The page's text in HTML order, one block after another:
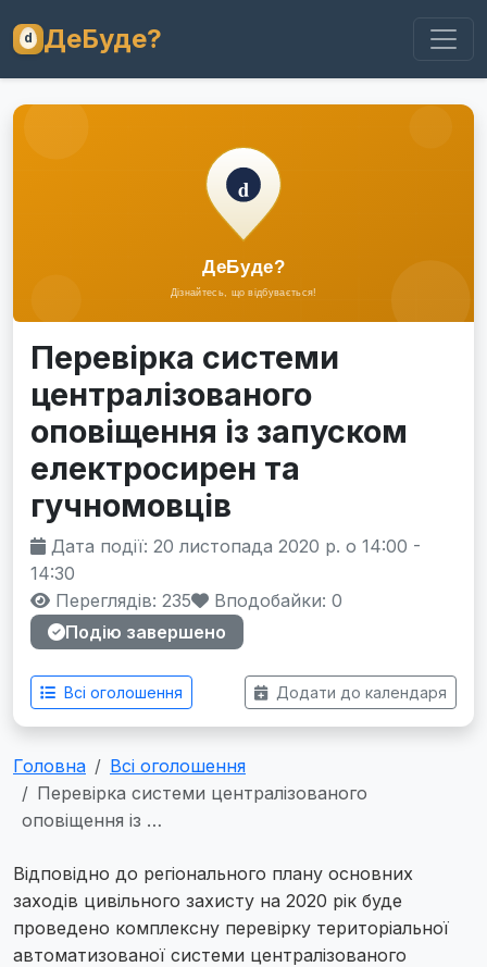
ДеБуде?
Перевірка системи
централізованого
оповіщення із запуском
електросирен та
гучномовців
Дата події: 20 листопада 2020 р. о 14:00 -
14:30
Переглядів: 235
Вподобайки: 0
Подію завершено
Всі оголошення Додати до календаря
Головна
Всі оголошення
Перевірка системи централізованого
оповіщення із …
Відповідно до регіонального плану основних
заходів цивільного захисту на 2020 рік буде
проведено комплексну перевірку територіальної
автоматизованої системи централізованого